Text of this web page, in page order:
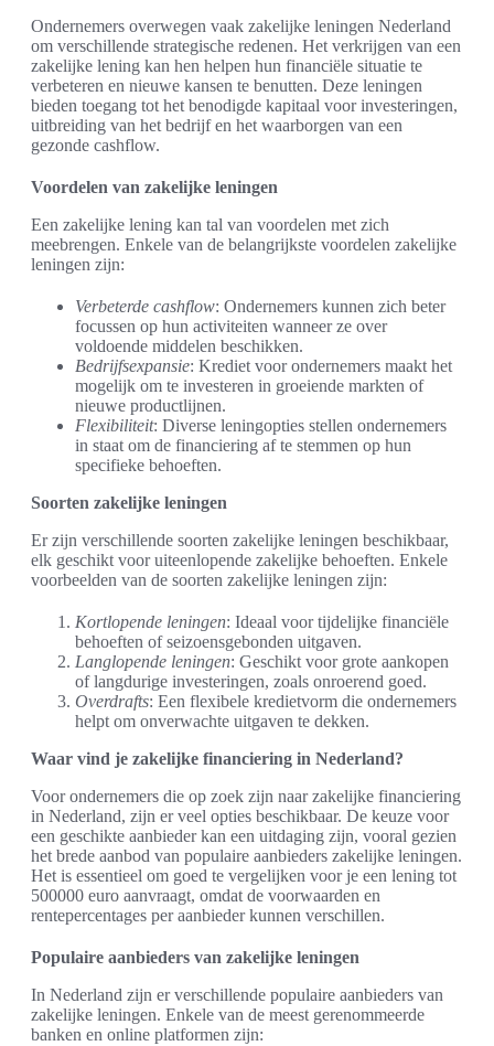
Ondernemers overwegen vaak zakelijke leningen Nederland
om verschillende strategische redenen. Het verkrijgen van een
zakelijke lening kan hen helpen hun financiële situatie te
verbeteren en nieuwe kansen te benutten. Deze leningen
bieden toegang tot het benodigde kapitaal voor investeringen,
uitbreiding van het bedrijf en het waarborgen van een
gezonde cashflow.
Voordelen van zakelijke leningen
Een zakelijke lening kan tal van voordelen met zich
meebrengen. Enkele van de belangrijkste voordelen zakelijke
leningen zijn:
Verbeterde cashflow: Ondernemers kunnen zich beter
focussen op hun activiteiten wanneer ze over
voldoende middelen beschikken.
Bedrijfsexpansie: Krediet voor ondernemers maakt het
mogelijk om te investeren in groeiende markten of
nieuwe productlijnen.
Flexibiliteit: Diverse leningopties stellen ondernemers
in staat om de financiering af te stemmen op hun
specifieke behoeften.
Soorten zakelijke leningen
Er zijn verschillende soorten zakelijke leningen beschikbaar,
elk geschikt voor uiteenlopende zakelijke behoeften. Enkele
voorbeelden van de soorten zakelijke leningen zijn:
Kortlopende leningen: Ideaal voor tijdelijke financiële
behoeften of seizoensgebonden uitgaven.
Langlopende leningen: Geschikt voor grote aankopen
of langdurige investeringen, zoals onroerend goed.
Overdrafts: Een flexibele kredietvorm die ondernemers
helpt om onverwachte uitgaven te dekken.
Waar vind je zakelijke financiering in Nederland?
Voor ondernemers die op zoek zijn naar zakelijke financiering
in Nederland, zijn er veel opties beschikbaar. De keuze voor
een geschikte aanbieder kan een uitdaging zijn, vooral gezien
het brede aanbod van populaire aanbieders zakelijke leningen.
Het is essentieel om goed te vergelijken voor je een lening tot
500000 euro aanvraagt, omdat de voorwaarden en
rentepercentages per aanbieder kunnen verschillen.
Populaire aanbieders van zakelijke leningen
In Nederland zijn er verschillende populaire aanbieders van
zakelijke leningen. Enkele van de meest gerenommeerde
banken en online platformen zijn: